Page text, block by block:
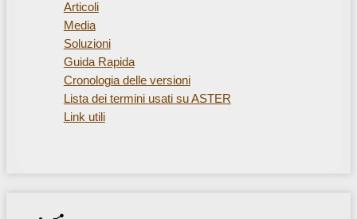
Articoli
Media
Soluzioni
Guida Rapida
Cronologia delle versioni
Lista dei termini usati su ASTER
Link utili